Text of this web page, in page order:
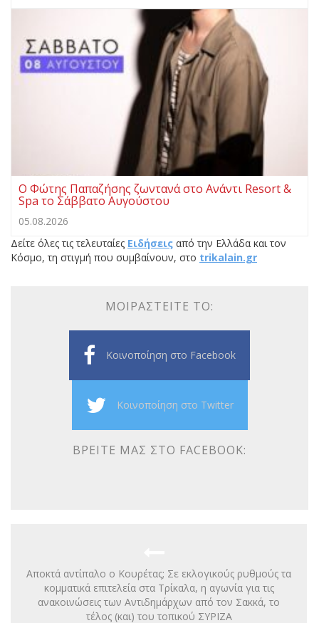
Ο Φώτης Παπαζήσης ζωντανά στο Ανάντι Resort &
Spa το Σάββατο Αυγούστου
05.08.2026
Δείτε όλες τις τελευταίες Ειδήσεις από την Ελλάδα και τον
Κόσμο, τη στιγμή που συμβαίνουν, στο trikalain.gr
ΜΟΙΡΑΣΤΕΊΤΕ ΤΟ:
Κοινοποίηση στο Facebook
Κοινοποίηση στο Twitter
ΒΡΕΊΤΕ ΜΑΣ ΣΤΟ FACEBOOK:
Αποκτά αντίπαλο ο Κουρέτας; Σε εκλογικούς ρυθμούς τα
κομματικά επιτελεία στα Τρίκαλα, η αγωνία για τις
ανακοινώσεις των Αντιδημάρχων από τον Σακκά, το
τέλος (και) του τοπικού ΣΥΡΙΖΑ